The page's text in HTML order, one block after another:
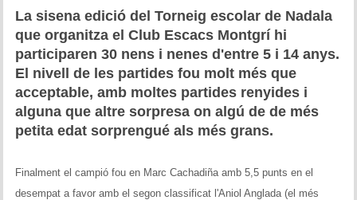
Historial del torneig Montgrí
Torneig de Nadal
Historial del torneig de Nadal
Torneig Social
Torneig Llampec
La sisena edició del Torneig escolar de Nadala
que organitza el Club Escacs Montgrí hi
participaren 30 nens i nenes d'entre 5 i 14 anys.
El nivell de les partides fou molt més que
acceptable, amb moltes partides renyides i
alguna que altre sorpresa on algú de de més
petita edat sorprengué als més grans.
Finalment el campió fou en Marc Cachadiña amb 5,5 punts en el
desempat a favor amb el segon classificat l'Aniol Anglada (el més